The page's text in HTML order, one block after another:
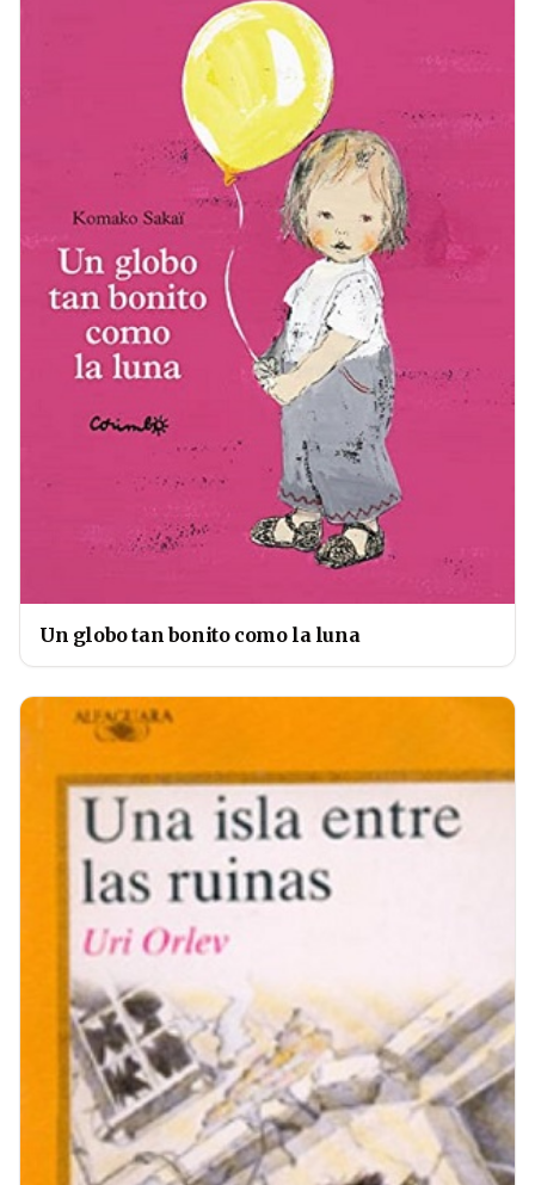
Un globo tan bonito como la luna